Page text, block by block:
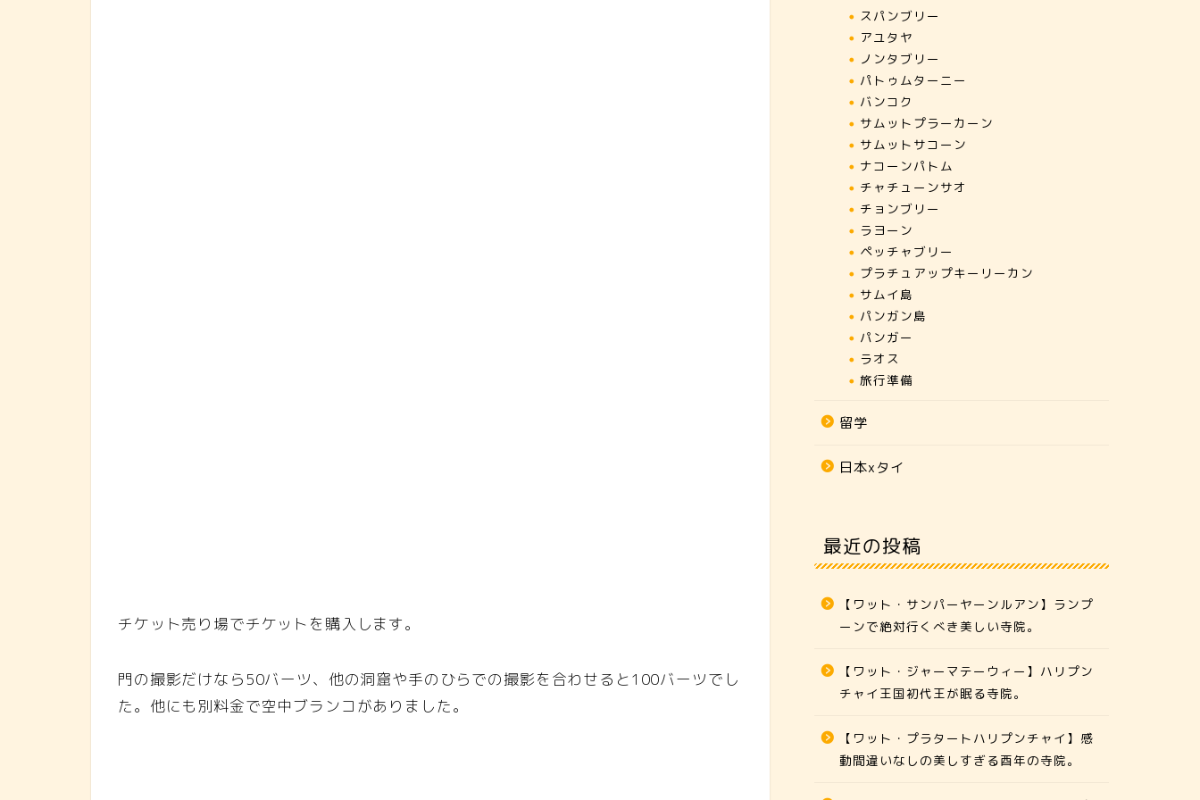
チケット売り場でチケットを購入します。
門の撮影だけなら50バーツ、他の洞窟や手のひらでの撮影を合わせると100バーツでし
た。他にも別料金で空中ブランコがありました。
スパンブリー
アユタヤ
ノンタブリー
パトゥムターニー
バンコク
サムットプラーカーン
サムットサコーン
ナコーンパトム
チャチューンサオ
チョンブリー
ラヨーン
ペッチャブリー
プラチュアップキーリーカン
サムイ島
パンガン島
パンガー
ラオス
旅行準備
留学
日本xタイ
最近の投稿
【ワット・サンパーヤーンルアン】ランプ
ーンで絶対行くべき美しい寺院。
【ワット・ジャーマテーウィー】ハリプン
チャイ王国初代王が眠る寺院。
【ワット・プラタートハリプンチャイ】感
動間違いなしの美しすぎる酉年の寺院。